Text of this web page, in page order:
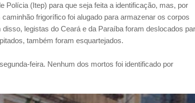
(Itep) para que seja feita a identificação, mas, por
frigorífico foi alugado para armazenar os corpos
legistas do Ceará e da Paraíba foram deslocados
também foram esquartejados.
feira. Nenhum dos mortos foi identificado por